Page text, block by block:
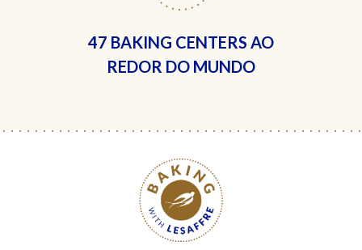
47 BAKING CENTERS AO
REDOR DO MUNDO